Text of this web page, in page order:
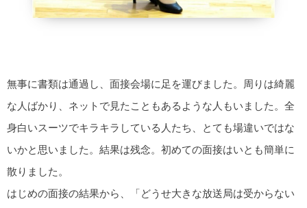
無事に書類は通過し、面接会場に足を運びました。周りは綺麗
な人ばかり、ネットで見たこともあるような人もいました。全
身白いスーツでキラキラしている人たち、とても場違いではな
いかと思いました。結果は残念。初めての面接はいとも簡単に
散りました。
はじめの面接の結果から、「どうせ大きな放送局は受からない